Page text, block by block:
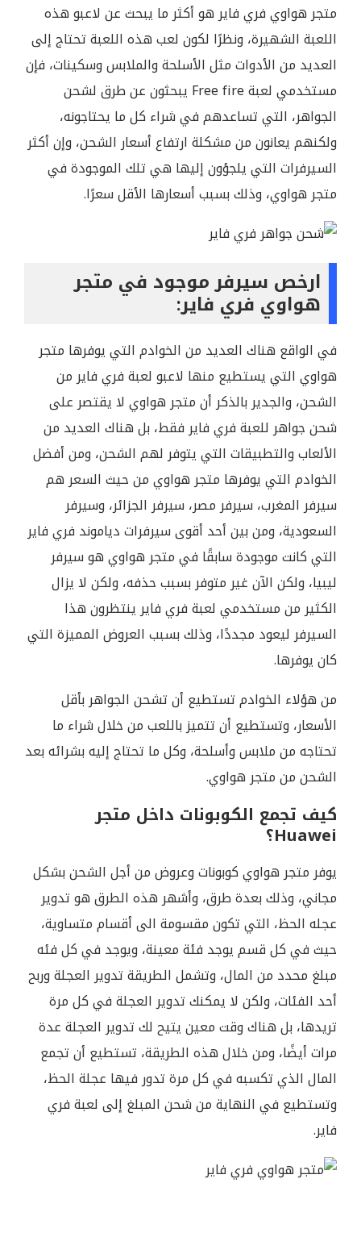
متجر هواوي فري فاير هو أكثر ما يبحث عن لاعبو هذه
اللعبة الشهيرة، ونظرًا لكون لعب هذه اللعبة تحتاج إلى
العديد من الأدوات مثل الأسلحة والملابس وسكينات، فإن
مستخدمي لعبة Free fire يبحثون عن طرق لشحن
الجواهر، التي تساعدهم في شراء كل ما يحتاجونه،
ولكنهم يعانون من مشكلة ارتفاع أسعار الشحن، وإن أكثر
السيرفرات التي يلجؤون إليها هي تلك الموجودة في
متجر هواوي، وذلك بسبب أسعارها الأقل سعرًا.
ارخص سيرفر موجود في متجر
هواوي فري فاير:
في الواقع هناك العديد من الخوادم التي يوفرها متجر
هواوي التي يستطيع منها لاعبو لعبة فري فاير من
الشحن، والجدير بالذكر أن متجر هواوي لا يقتصر على
شحن جواهر للعبة فري فاير فقط، بل هناك العديد من
الألعاب والتطبيقات التي يتوفر لهم الشحن، ومن أفضل
الخوادم التي يوفرها متجر هواوي من حيث السعر هم
سيرفر المغرب، سيرفر مصر، سيرفر الجزائر، وسيرفر
السعودية، ومن بين أحد أقوى سيرفرات دياموند فري فاير
التي كانت موجودة سابقًا في متجر هواوي هو سيرفر
ليبيا، ولكن الآن غير متوفر بسبب حذفه، ولكن لا يزال
الكثير من مستخدمي لعبة فري فاير ينتظرون هذا
السيرفر ليعود مجددًا، وذلك بسبب العروض المميزة التي
كان يوفرها.
من هؤلاء الخوادم تستطيع أن تشحن الجواهر بأقل
الأسعار، وتستطيع أن تتميز باللعب من خلال شراء ما
تحتاجه من ملابس وأسلحة، وكل ما تحتاج إليه بشرائه بعد
الشحن من متجر هواوي.
كيف تجمع الكوبونات داخل متجر
Huawei؟
يوفر متجر هواوي كوبونات وعروض من أجل الشحن بشكل
مجاني، وذلك بعدة طرق، وأشهر هذه الطرق هو تدوير
عجله الحظ، التي تكون مقسومة الى أقسام متساوية،
حيث في كل قسم يوجد فئة معينة، ويوجد في كل فئه
مبلغ محدد من المال، وتشمل الطريقة تدوير العجلة وربح
أحد الفئات، ولكن لا يمكنك تدوير العجلة في كل مرة
تريدها، بل هناك وقت معين يتيح لك تدوير العجلة عدة
مرات أيضًا، ومن خلال هذه الطريقة، تستطيع أن تجمع
المال الذي تكسبه في كل مرة تدور فيها عجلة الحظ،
وتستطيع في النهاية من شحن المبلغ إلى لعبة فري
فاير.